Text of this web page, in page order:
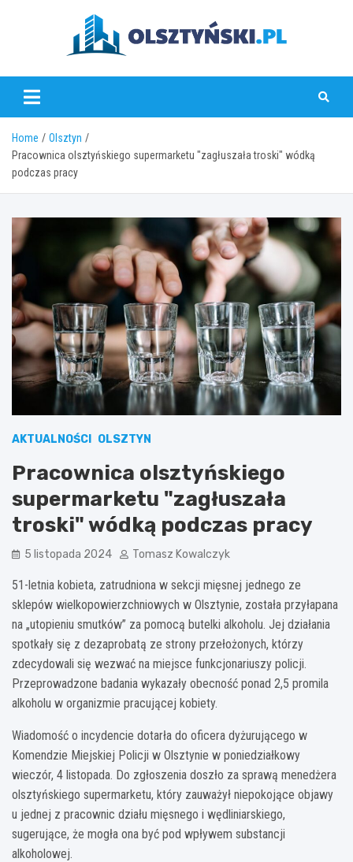
olsztynski.pl
Home
Olsztyn
Pracownica olsztyńskiego supermarketu "zagłuszała troski" wódką
podczas pracy
AKTUALNOŚCI OLSZTYN
Pracownica olsztyńskiego
supermarketu "zagłuszała
troski" wódką podczas pracy
5 listopada 2024 Tomasz Kowalczyk
51-letnia kobieta, zatrudniona w sekcji mięsnej jednego ze
sklepów wielkopowierzchniowych w Olsztynie, została przyłapana
na „utopieniu smutków” za pomocą butelki alkoholu. Jej działania
spotkały się z dezaprobatą ze strony przełożonych, którzy
zdecydowali się wezwać na miejsce funkcjonariuszy policji.
Przeprowadzone badania wykazały obecność ponad 2,5 promila
alkoholu w organizmie pracującej kobiety.
Wiadomość o incydencie dotarła do oficera dyżurującego w
Komendzie Miejskiej Policji w Olsztynie w poniedziałkowy
wieczór, 4 listopada. Do zgłoszenia doszło za sprawą menedżera
olsztyńskiego supermarketu, który zauważył niepokojące objawy
u jednej z pracownic działu mięsnego i wędliniarskiego,
sugerujące, że mogła ona być pod wpływem substancji
alkoholowej.